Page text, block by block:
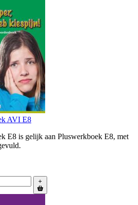
AVI E8
E8 is gelijk aan Pluswerkboek E8, met
+